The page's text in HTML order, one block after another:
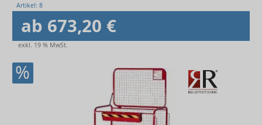
Artikel: 8
ab 673,20 €
exkl. 19 % MwSt.
%